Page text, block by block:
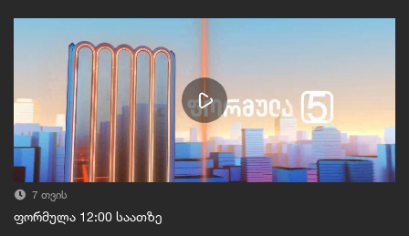
7 თვის
ფორმულა 12:00 საათზე